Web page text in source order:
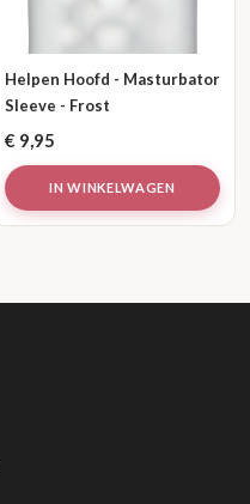
Helpen Hoofd - Masturbator
Sleeve - Frost
€ 9,95
IN WINKELWAGEN